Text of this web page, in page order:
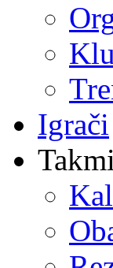
Igrači